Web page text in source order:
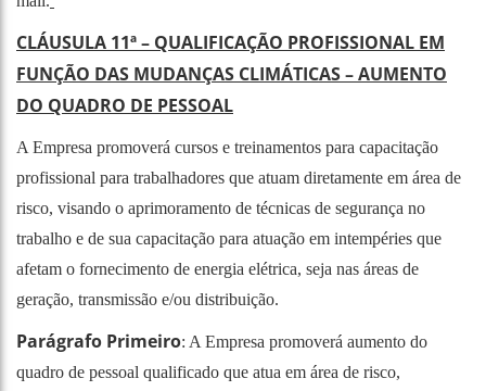
CLÁUSULA 11ª – QUALIFICAÇÃO PROFISSIONAL EM
FUNÇÃO DAS MUDANÇAS CLIMÁTICAS – AUMENTO
DO QUADRO DE PESSOAL
A Empresa promoverá cursos e treinamentos para capacitação
profissional para trabalhadores que atuam diretamente em área de
risco, visando o aprimoramento de técnicas de segurança no
trabalho e de sua capacitação para atuação em intempéries que
afetam o fornecimento de energia elétrica, seja nas áreas de
geração, transmissão e/ou distribuição.
Parágrafo Primeiro: A Empresa promoverá aumento do
quadro de pessoal qualificado que atua em área de risco,